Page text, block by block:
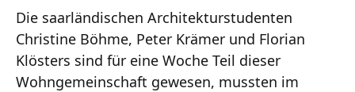
Die saarländischen Architekturstudenten
Christine Böhme, Peter Krämer und Florian
Klösters sind für eine Woche Teil dieser
Wohngemeinschaft gewesen, mussten im